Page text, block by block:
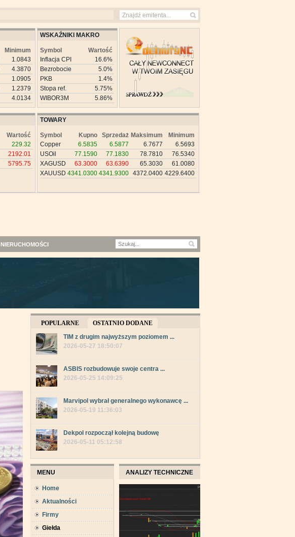
Minimum
1.0843
4.3870
1.0905
1.2379
4.0134
WSKAŹNIKI MAKRO
Symbol
Wartość
Inflacja CPI
16.6%
Bezrobocie
5.0%
PKB
1.4%
Stopa ref.
5.75%
WIBOR3M
5.86%
Wartość
229.32
2192.01
5795.75
TOWARY
Symbol Kupno Sprzedaż Maksimum
Minimum
Copper
6.5835 6.5877 6.7677
6.5693
USOil
77.1590 77.1830 78.7810
76.5340
XAGUSD
63.3000 63.6390 65.3030
61.0080
XAUUSD 4341.0300 4341.9300 4372.0400 4229.6400
NIERUCHOMOŚCI
POPULARNE
OSTATNIO DODANE
TIM z drugim najwyższym poziomem ...
2026-05-27 18:50:07
ASBIS rozbudowuje swoje centra ...
2026-05-25 14:09:25
Marvipol wybrał generalnego wykonawcę ...
2026-05-19 11:36:03
Dekpol rozpoczął kolejną budowę
2026-05-11 05:12:58
MENU
Home
Aktualności
Firmy
Giełda
ANALIZY TECHNICZNE